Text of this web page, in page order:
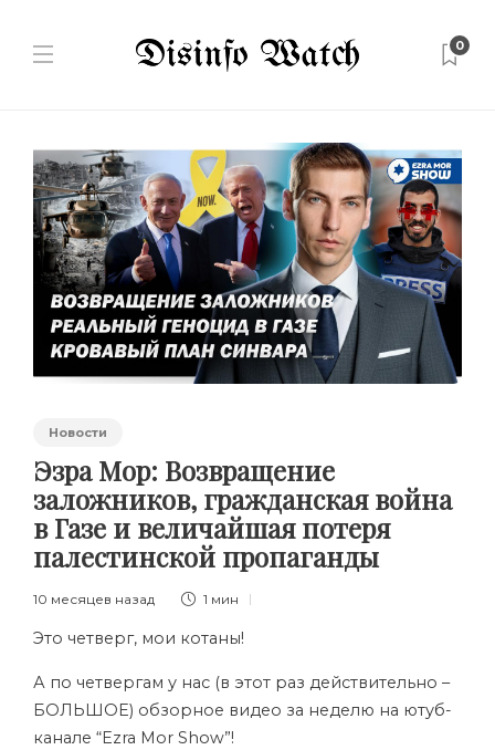
0
Новости
Эзра Мор: Возвращение
заложников, гражданская война
в Газе и величайшая потеря
палестинской пропаганды
10 месяцев назад 1 мин
Это четверг, мои котаны!
А по четвергам у нас (в этот раз действительно –
БОЛЬШОЕ) обзорное видео за неделю на ютуб-
канале “Ezra Mor Show”!